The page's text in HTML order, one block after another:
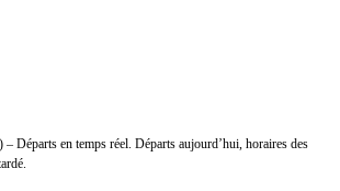
Départs en temps réel. Départs aujourd’hui, horaires des